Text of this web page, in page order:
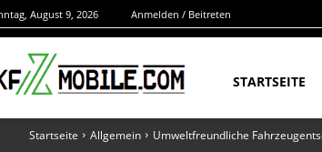
August 9, 2026 Anmelden / Beitreten
STARTSEITE
Startseite Allgemein Umweltfreundliche